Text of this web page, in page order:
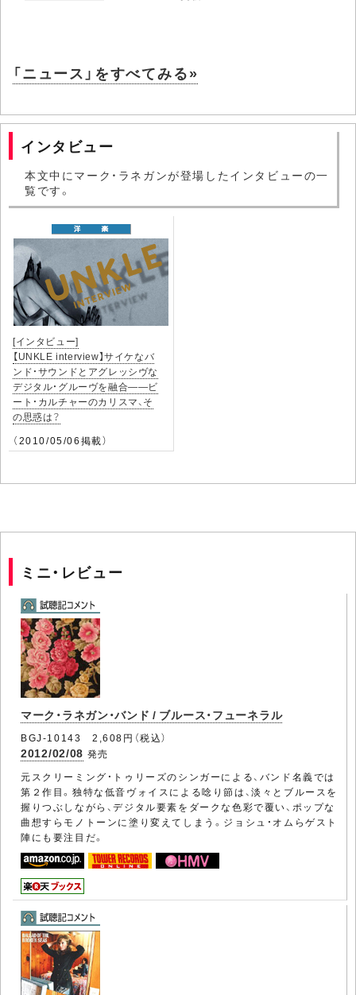
「ニュース」をすべてみる»
インタビュー
本文中にマーク・ラネガンが登場したインタビューの一
覧です。
[インタビュー]
【UNKLE interview】サイケなバ
ンド・サウンドとアグレッシヴな
デジタル・グルーヴを融合――ビ
ート・カルチャーのカリスマ、そ
の思惑は？
（2010/05/06掲載）
ミニ・レビュー
マーク・ラネガン・バンド / ブルース・フューネラル
BGJ-10143 2,608円（税込）
2012/02/08 発売
元スクリーミング・トゥリーズのシンガーによる、バンド名義では
第２作目。独特な低音ヴォイスによる唸り節は、淡々とブルースを
握りつぶしながら、デジタル要素をダークな色彩で覆い、ポップな
曲想すらモノトーンに塗り変えてしまう。ジョシュ・オムらゲスト
陣にも要注目だ。